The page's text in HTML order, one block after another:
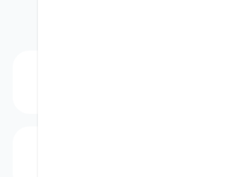
پنج شنبه
سراسر کشور
قیمت